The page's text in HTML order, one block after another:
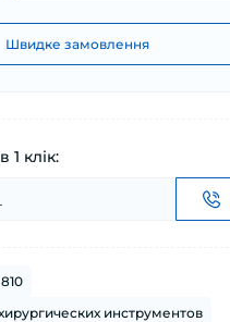
Швидке замовлення
1 клік:
810
инструментов